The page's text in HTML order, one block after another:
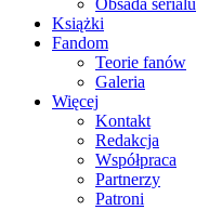
Obsada serialu
Książki
Fandom
Teorie fanów
Galeria
Więcej
Kontakt
Redakcja
Współpraca
Partnerzy
Patroni